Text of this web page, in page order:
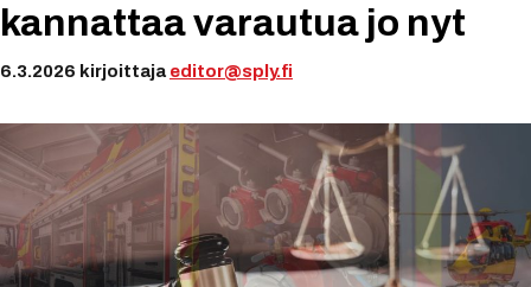
kannattaa varautua jo nyt
6.3.2026 kirjoittaja editor@sply.fi